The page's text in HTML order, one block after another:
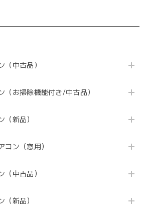
（中古品）
（お掃除機能付き/中古品）
（新品）
コン（窓用）
（中古品）
（新品）